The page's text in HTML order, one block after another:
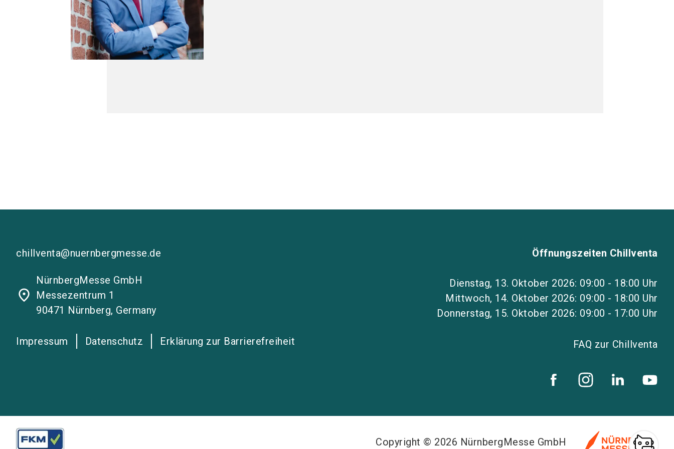
chillventa@nuernbergmesse.de
place
NürnbergMesse GmbH
Messezentrum 1
90471 Nürnberg, Germany
Impressum Datenschutz Erklärung zur Barrierefreiheit
Öffnungszeiten Chillventa
Dienstag, 13. Oktober 2026: 09:00 - 18:00 Uhr
Mittwoch, 14. Oktober 2026: 09:00 - 18:00 Uhr
Donnerstag, 15. Oktober 2026: 09:00 - 17:00 Uhr
FAQ zur Chillventa
Copyright © 2026 NürnbergMesse GmbH